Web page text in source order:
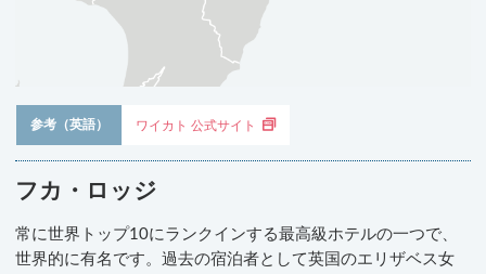
参考（英語） ワイカト 公式サイト
フカ・ロッジ
常に世界トップ10にランクインする最高級ホテルの一つで、
世界的に有名です。過去の宿泊者として英国のエリザベス女